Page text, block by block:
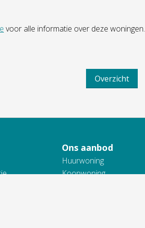
voor alle informatie over deze woningen.
Overzicht
Ons aanbod
Huurwoning
Koopwoning